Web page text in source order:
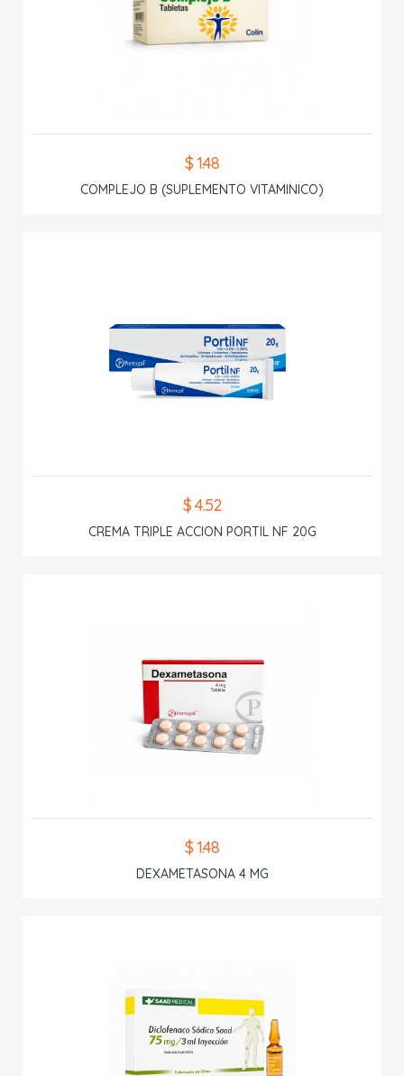
$ 1.48
COMPLEJO B (SUPLEMENTO VITAMINICO)
$ 4.52
CREMA TRIPLE ACCION PORTIL NF 20G
$ 1.48
DEXAMETASONA 4 MG